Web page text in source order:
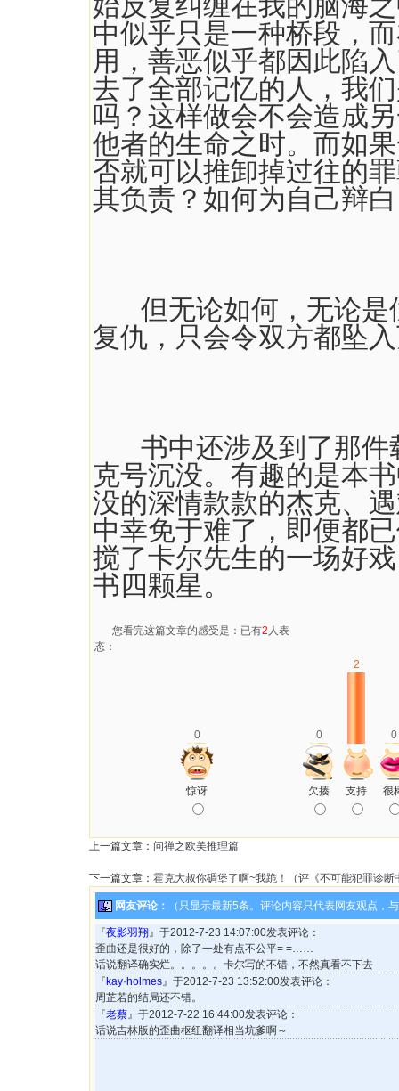
中似乎只是一种桥段，
用，善恶似乎都因此陷
去了全部记忆的人，我
吗？这样做会不会造成
他者的生命之时。而如
否就可以推卸掉过往的
其负责？如何为自己辩
但无论如何，无论是
复仇，只会令双方都坠
书中还涉及到了那件
克号沉没。有趣的是本
没的深情款款的杰克、
中幸免于难了，即便都
搅了卡尔先生的一场好
书四颗星。
您看完这篇文章的感受是：已有2 人表
态：
0 0
2
0
惊讶 欠揍 支持 很
上一篇文章： 问禅之欧美推理篇
下一篇文章： 霍克大叔你碉堡了啊~我跪！（评《不可能犯罪诊断
网友评论： （只显示最新5条。评论内容只代表网友观点，
『夜影羽翔』于2012-7-23 14:07:00发表评论：
歪曲还是很好的，除了一处有点不公平= =……
话说翻译确实烂。。。。。卡尔写的不错，不然真看不下去
『 kay·holmes』于2012-7-23 13:52:00发表评论：
周芷若的结局还不错。
『老蔡』于2012-7-22 16:44:00发表评论：
话说吉林版的歪曲枢纽翻译相当坑爹啊～